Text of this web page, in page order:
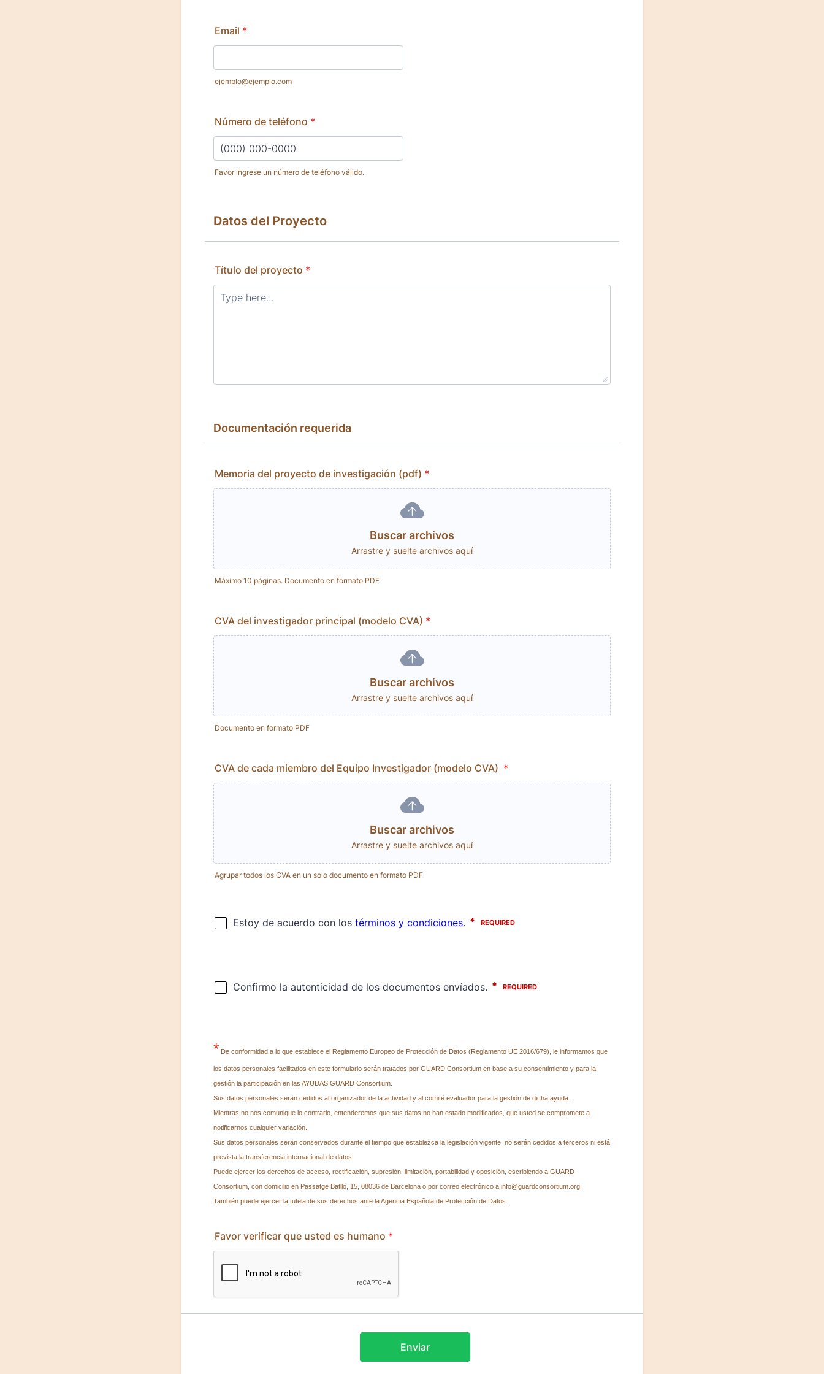
Email *
ejemplo@ejemplo.com
Número de teléfono *
Favor ingrese un número de teléfono válido.
Datos del Proyecto
Título del proyecto *
Documentación requerida
Memoria del proyecto de investigación (pdf) *
Buscar archivos
Arrastre y suelte archivos aquí
Máximo 10 páginas. Documento en formato PDF
CVA del investigador principal (modelo CVA) *
Buscar archivos
Arrastre y suelte archivos aquí
Documento en formato PDF
CVA de cada miembro del Equipo Investigador (modelo CVA) *
Buscar archivos
Arrastre y suelte archivos aquí
Agrupar todos los CVA en un solo documento en formato PDF
* De conformidad a lo que establece el Reglamento Europeo de Protección de Datos (Reglamento UE 2016/679), le informamos que
los datos personales facilitados en este formulario serán tratados por GUARD Consortium en base a su consentimiento y para la
gestión la participación en las AYUDAS GUARD Consortium.
Sus datos personales serán cedidos al organizador de la actividad y al comité evaluador para la gestión de dicha ayuda.
Mientras no nos comunique lo contrario, entenderemos que sus datos no han estado modificados, que usted se compromete a
notificarnos cualquier variación.
Sus datos personales serán conservados durante el tiempo que establezca la legislación vigente, no serán cedidos a terceros ni está
prevista la transferencia internacional de datos.
Puede ejercer los derechos de acceso, rectificación, supresión, limitación, portabilidad y oposición, escribiendo a GUARD
Consortium, con domicilio en Passatge Batlló, 15, 08036 de Barcelona o por correo electrónico a info@guardconsortium.org
También puede ejercer la tutela de sus derechos ante la Agencia Española de Protección de Datos.
Favor verificar que usted es humano *
Enviar